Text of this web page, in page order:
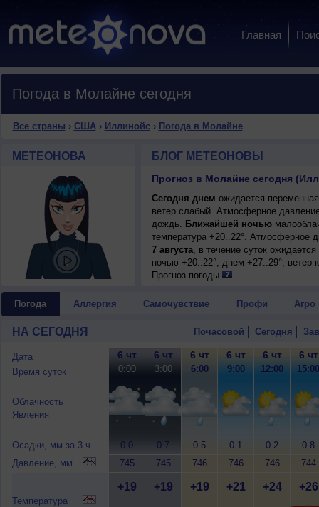
Главная
Погода в Молайне сегодня
Все страны › США› Иллинойс› Погода в Молайне
МЕТЕОНОВА БЛОГ МЕТЕОНОВЫ
Прогноз в Молайне сегодня
Сегодня днем ожидается
ветер слабый. Атмосферное
дождь. Ближайшей ночью
температура +20..22°. Атмосферное
7 августа, в течение суток
ночью +20..22°, днем +27..29°, ветер
Прогноз погоды
Погода Аллергия Самочувствие Профи Агро
НА СЕГОДНЯ Почасовой Сегодня
Дата
Время суток
Облачность
Явления
Осадки, мм за 3 ч
Давление, мм
Температура
6 чт
0:00
0.0
745
+19
6 чт
3:00
0.7
745
+19
6 чт
6:00
0.5
746
+19
6 чт
9:00
0.1
746
+21
6 чт
12:00
0.2
746
+24
6 чт
15:00
0.8
744
+26